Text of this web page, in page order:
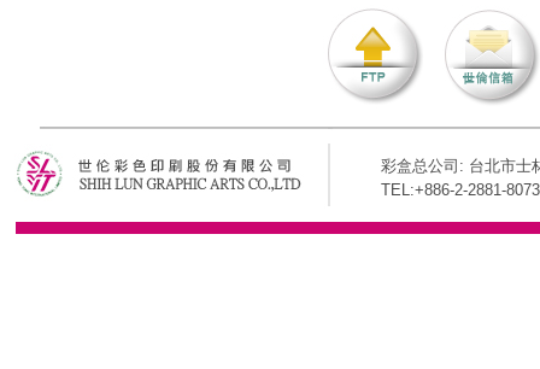
彩盒总公司: 台北市士
TEL:+886-2-2881-